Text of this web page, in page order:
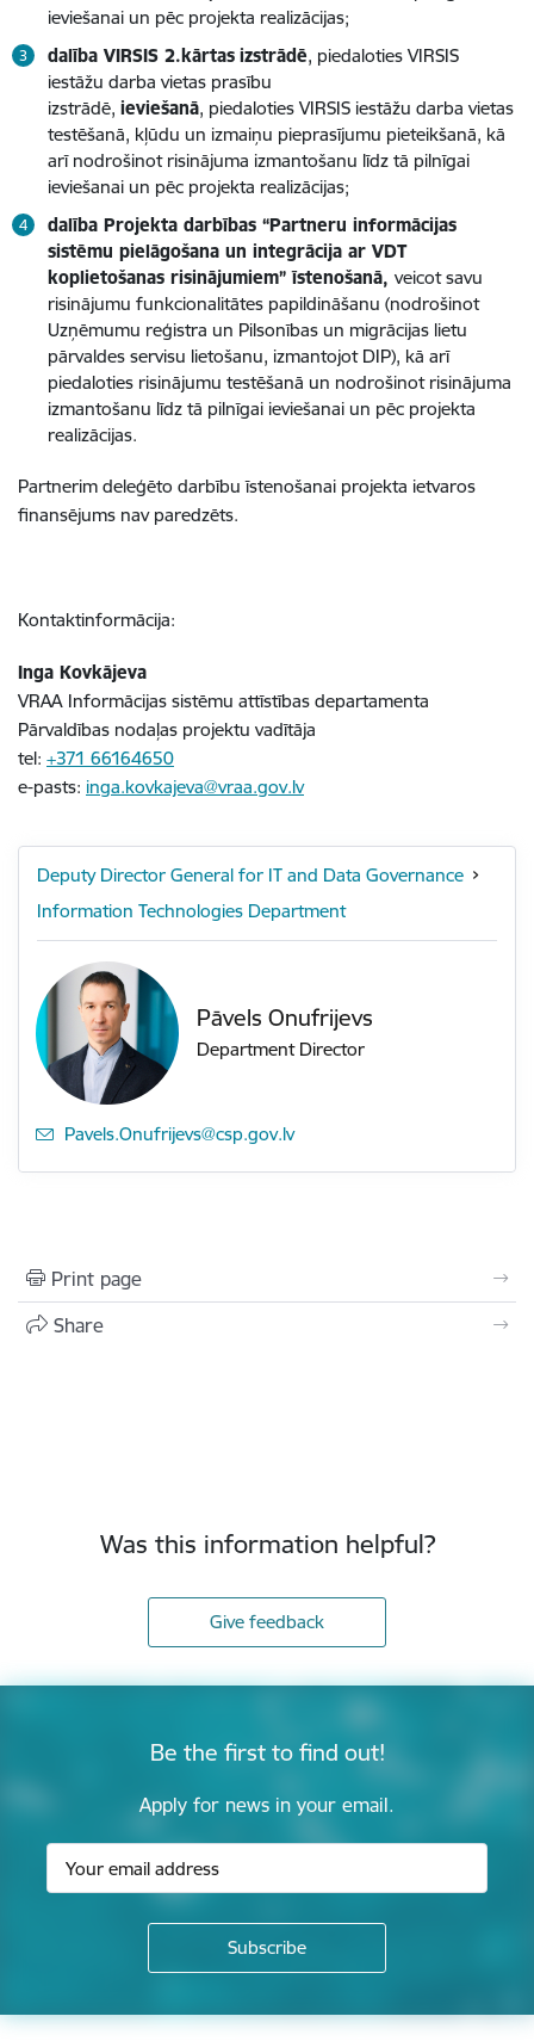
ieviešanai un pēc projekta realizācijas;
dalība VIRSIS 2.kārtas izstrādē, piedaloties VIRSIS
iestāžu darba vietas prasību
izstrādē, ieviešanā, piedaloties VIRSIS iestāžu darba vietas
testēšanā, kļūdu un izmaiņu pieprasījumu pieteikšanā, kā
arī nodrošinot risinājuma izmantošanu līdz tā pilnīgai
ieviešanai un pēc projekta realizācijas;
dalība Projekta darbības “Partneru informācijas
sistēmu pielāgošana un integrācija ar VDT
koplietošanas risinājumiem” īstenošanā, veicot savu
risinājumu funkcionalitātes papildināšanu (nodrošinot
Uzņēmumu reģistra un Pilsonības un migrācijas lietu
pārvaldes servisu lietošanu, izmantojot DIP), kā arī
piedaloties risinājumu testēšanā un nodrošinot risinājuma
izmantošanu līdz tā pilnīgai ieviešanai un pēc projekta
realizācijas.
Partnerim deleģēto darbību īstenošanai projekta ietvaros
finansējums nav paredzēts.
Kontaktinformācija:
Inga Kovkājeva
VRAA Informācijas sistēmu attīstības departamenta
Pārvaldības nodaļas projektu vadītāja
tel: +371 66164650
e-pasts: inga.kovkajeva@vraa.gov.lv
Deputy Director General for IT and Data Governance
Information Technologies Department
Pāvels Onufrijevs
Department Director
E-mail:
Pavels.Onufrijevs@csp.gov.lv
Print page
Share
Was this information helpful?
Give feedback
Be the first to find out!
Apply for news in your email.
Footer